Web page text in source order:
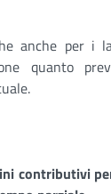
anche per i
quanto
contributivi